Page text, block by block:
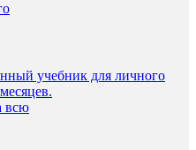
учебник для личного
всю